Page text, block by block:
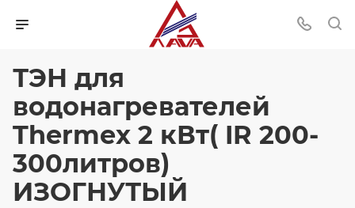
ТЭН для
водонагревателей
Thermex 2 кВт( IR 200-
300литров)
ИЗОГНУТЫЙ